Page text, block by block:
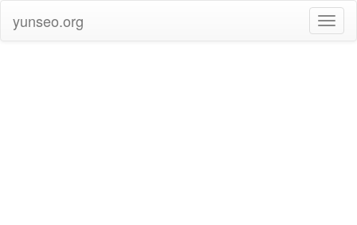
yunseo.org